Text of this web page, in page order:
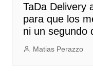
TaDa Delivery
para que los
ni un segundo
Matias Perazzo